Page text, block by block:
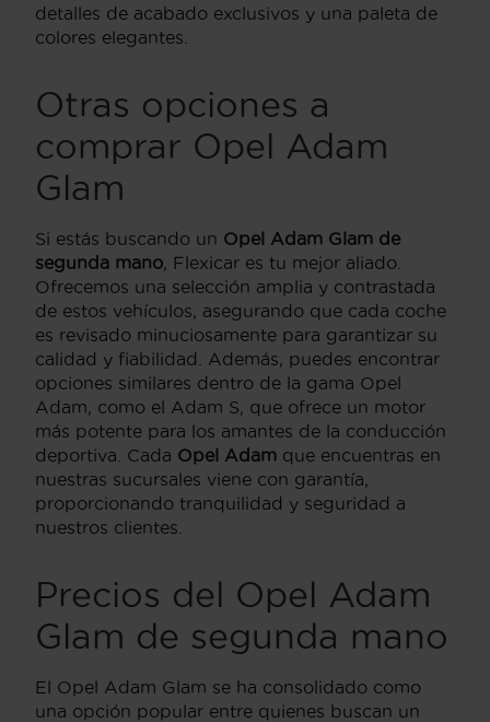
detalles de acabado exclusivos y una paleta de
colores elegantes.
Otras opciones a
comprar Opel Adam
Glam
Si estás buscando un Opel Adam Glam de
segunda mano , Flexicar es tu mejor aliado.
Ofrecemos una selección amplia y contrastada
de estos vehículos, asegurando que cada coche
es revisado minuciosamente para garantizar su
calidad y fiabilidad. Además, puedes encontrar
opciones similares dentro de la gama Opel
Adam, como el Adam S, que ofrece un motor
más potente para los amantes de la conducción
deportiva. Cada Opel Adam que encuentras en
nuestras sucursales viene con garantía,
proporcionando tranquilidad y seguridad a
nuestros clientes.
Precios del Opel Adam
Glam de segunda mano
El Opel Adam Glam se ha consolidado como
una opción popular entre quienes buscan un